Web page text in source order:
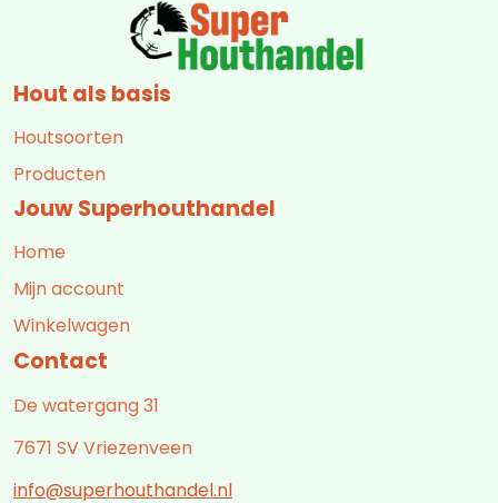
Hout als basis
Houtsoorten
Producten
Jouw Superhouthandel
Home
Mijn account
Winkelwagen
Contact
De watergang 31
7671 SV Vriezenveen
info@superhouthandel.nl